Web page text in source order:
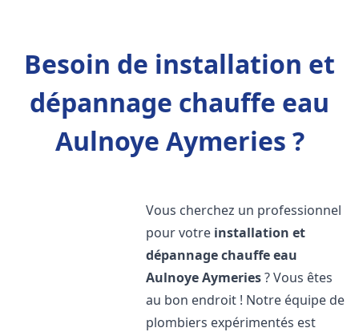
Besoin de installation et
dépannage chauffe eau
Aulnoye Aymeries ?
Vous cherchez un professionnel
pour votre installation et
dépannage chauffe eau
Aulnoye Aymeries? Vous êtes
au bon endroit ! Notre équipe de
plombiers expérimentés est